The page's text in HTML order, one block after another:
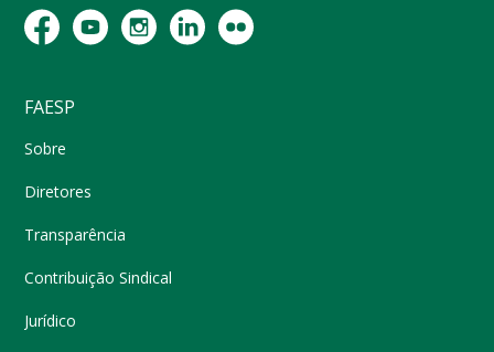
FAESP
Sobre
Diretores
Transparência
Contribuição Sindical
Jurídico